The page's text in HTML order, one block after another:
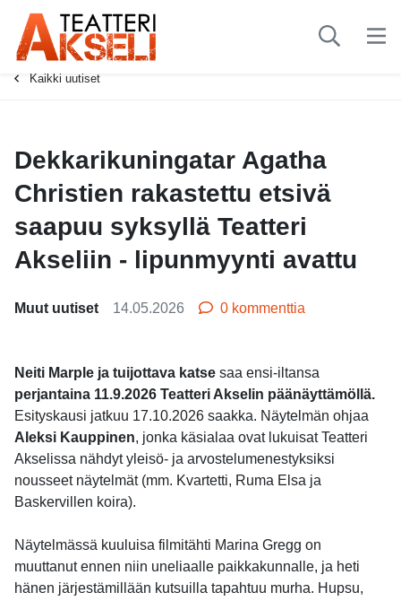
Kaikki uutiset
Dekkarikuningatar Agatha
Christien rakastettu etsivä
saapuu syksyllä Teatteri
Akseliin - lipunmyynti avattu
Muut uutiset 14.05.2026 0 kommenttia
Neiti Marple ja tuijottava katse saa ensi-iltansa
perjantaina 11.9.2026 Teatteri Akselin päänäyttämöllä.
Esityskausi jatkuu 17.10.2026 saakka. Näytelmän ohjaa
Aleksi Kauppinen, jonka käsialaa ovat lukuisat Teatteri
Akselissa nähdyt yleisö- ja arvostelumenestyksiksi
nousseet näytelmät (mm. Kvartetti, Ruma Elsa ja
Baskervillen koira).
Näytelmässä kuuluisa filmitähti Marina Gregg on
muuttanut ennen niin uneliaalle paikkakunnalle, ja heti
hänen järjestämillään kutsuilla tapahtuu murha. Hupsu,